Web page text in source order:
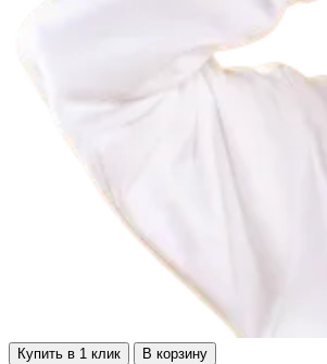
Купить в 1 клик В корзину